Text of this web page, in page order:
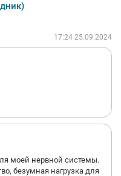
17:24 25.09.2024
моей нервной системы.
безумная нагрузка для